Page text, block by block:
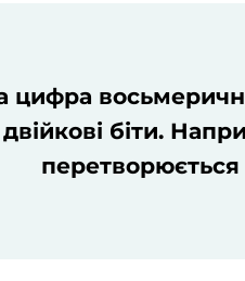
цифра
двійкові біти.
перетворюється